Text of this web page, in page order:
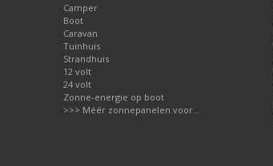
Camper
Boot
Caravan
Tuinhuis
Strandhuis
12 volt
24 volt
Zonne-energie op boot
>>> Méér zonnepanelen voor...